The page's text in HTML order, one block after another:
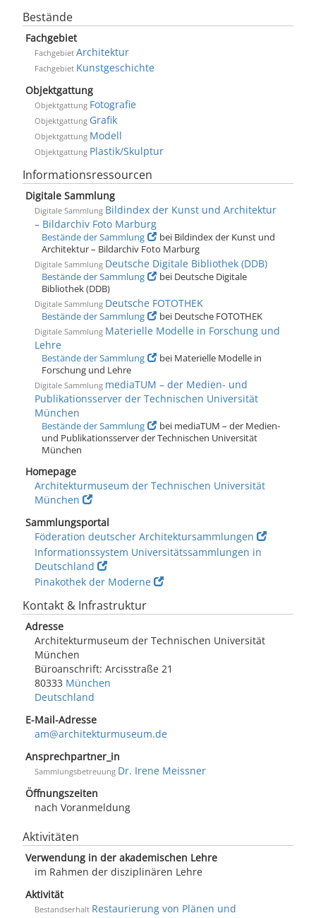
Bestände
Fachgebiet
Fachgebiet Architektur
Fachgebiet Kunstgeschichte
Objektgattung
Objektgattung Fotografie
Objektgattung Grafik
Objektgattung Modell
Objektgattung Plastik/Skulptur
Informationsressourcen
Digitale Sammlung
Digitale Sammlung Bildindex der Kunst und Architektur
– Bildarchiv Foto Marburg
Bestände der Sammlung
bei Bildindex der Kunst und
Architektur – Bildarchiv Foto Marburg
Digitale Sammlung Deutsche Digitale Bibliothek (DDB)
Bestände der Sammlung
bei Deutsche Digitale
Bibliothek (DDB)
Digitale Sammlung Deutsche FOTOTHEK
Bestände der Sammlung bei Deutsche FOTOTHEK
Digitale Sammlung Materielle Modelle in Forschung und
Lehre
Bestände der Sammlung
bei Materielle Modelle in
Forschung und Lehre
Digitale Sammlung mediaTUM – der Medien- und
Publikations­server der Technischen Universität
München
Bestände der Sammlung
bei mediaTUM – der Medien-
und Publikations­server der Technischen Universität
München
Homepage
Architekturmuseum der Technischen Universität
München
Sammlungsportal
Föderation deutscher Architektursammlungen
Informationssystem Universitätssammlungen in
Deutschland
Pinakothek der Moderne
Kontakt & Infrastruktur
Adresse
Architekturmuseum der Technischen Universität
München
Büroanschrift: Arcisstraße 21
80333 München
Deutschland
E-Mail-Adresse
am@architekturmuseum.de
Ansprechpartner_in
Sammlungsbetreuung Dr. Irene Meissner
Öffnungszeiten
nach Voranmeldung
Aktivitäten
Verwendung in der akademischen Lehre
im Rahmen der disziplinären Lehre
Aktivität
Bestandserhalt Restaurierung von Plänen und